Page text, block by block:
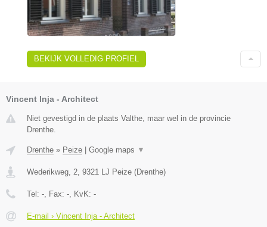
BEKIJK VOLLEDIG PROFIEL
Vincent Inja - Architect
Niet gevestigd in de plaats Valthe, maar wel in de provincie
Drenthe.
Drenthe » Peize Google maps ▼
Wederikweg, 2 9321 LJ Peize (Drenthe)
Tel: - , Fax: - , KvK: -
E-mail › Vincent Inja - Architect